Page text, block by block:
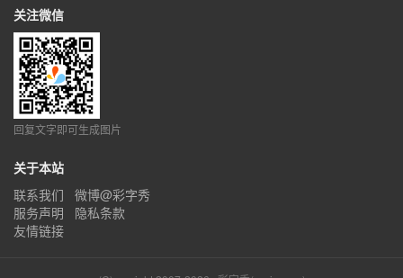
关注微信
回复文字即可生成图片
关于本站
联系我们
微博@彩字秀
服务声明
隐私条款
友情链接